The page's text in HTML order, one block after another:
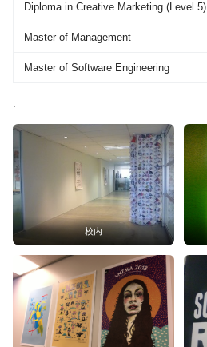
Diploma in Creative Marketing (Level 5)
Master of Management
Master of Software Engineering
校内